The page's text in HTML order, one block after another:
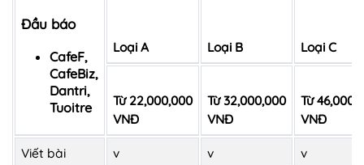
Đầu báo
CafeF,
CafeBiz,
Dantri,
Tuoitre
Loại A Loại B Loại C
Từ 22,000,000
VNĐ
Từ 32,000,000
VNĐ
Từ
VNĐ
Viết bài v v v